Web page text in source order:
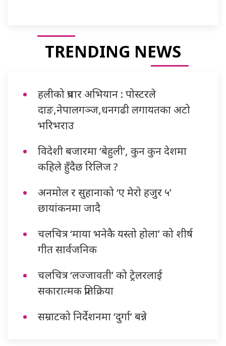
TRENDING NEWS
हलीको प्रचार अभियान : पोस्टरले
दाङ,नेपालगञ्ज,धनगढी लगायतका अटो
भरिभराउ
विदेशी बजारमा ‘बेहुली’, कुन कुन देशमा
कहिले हुँदैछ रिलिज ?
अनमोल र सुहानाको ‘ए मेरो हजुर ५’
छायांकनमा जादै
चलचित्र ‘माया भनेकै यस्तो होला’ को शीर्ष
गीत सार्वजनिक
चलचित्र ‘लज्जावती’ को ट्रेलरलाई
सकारात्मक प्रतिक्रिया
सम्राटको निर्देशनमा ‘दुर्गा’ बन्ने